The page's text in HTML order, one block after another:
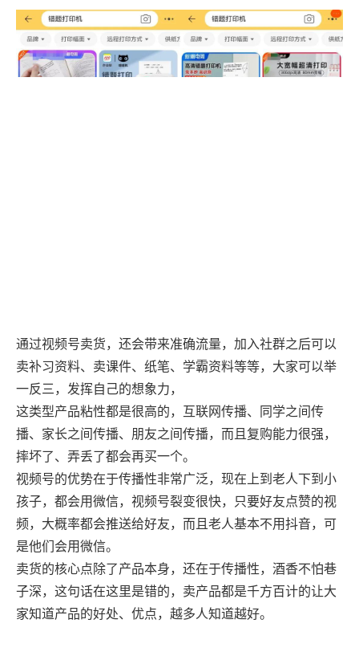
通过视频号卖货，还会带来准确流量，加入社群之后可以
卖补习资料、卖课件、纸笔、学霸资料等等，大家可以举
一反三，发挥自己的想象力，
这类型产品粘性都是很高的，互联网传播、同学之间传
播、家长之间传播、朋友之间传播，而且复购能力很强，
摔坏了、弄丢了都会再买一个。
视频号的优势在于传播性非常广泛，现在上到老人下到小
孩子，都会用微信，视频号裂变很快，只要好友点赞的视
频，大概率都会推送给好友，而且老人基本不用抖音，可
是他们会用微信。
卖货的核心点除了产品本身，还在于传播性，酒香不怕巷
子深，这句话在这里是错的，卖产品都是千方百计的让大
家知道产品的好处、优点，越多人知道越好。